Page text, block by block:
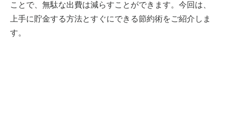
ことで、無駄な出費は減らすことができます。今回は、
上手に貯金する方法とすぐにできる節約術をご紹介しま
す。